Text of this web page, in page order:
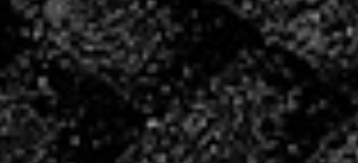
2004 – 2024
INSCRIVEZ
VOUS POUR LA